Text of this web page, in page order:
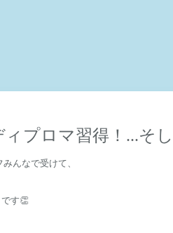
プロマ習得！...そし
んなで受けて、
す👏